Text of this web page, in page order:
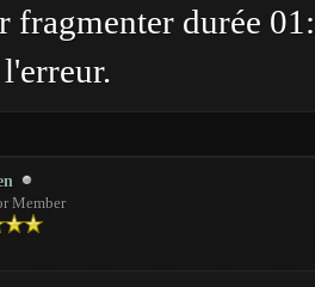
fragmenter durée
Member